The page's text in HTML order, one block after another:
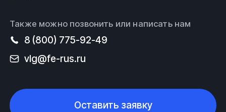
Также можно позвонить или написать нам
8 (800) 775-92-49
vlg@fe-rus.ru
Оставить заявку